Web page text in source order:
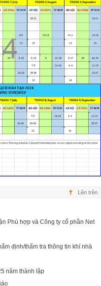
Lên trên
Phù hợp và Công ty cổ phần Net
định/thẩm tra thông tin khí nhà
năm thành lập